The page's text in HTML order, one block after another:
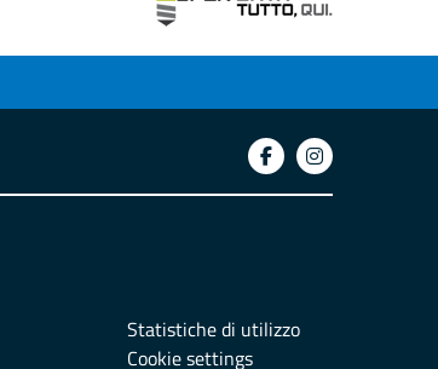
Statistiche di utilizzo
Cookie settings